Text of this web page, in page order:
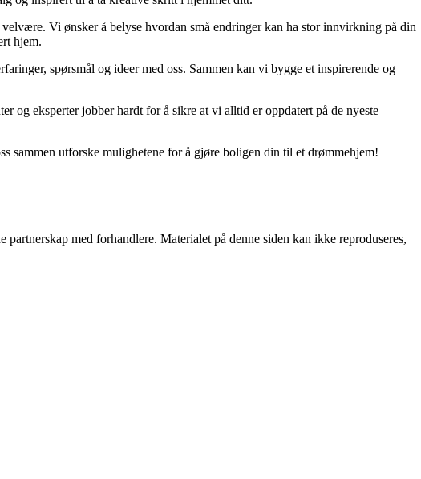
Vi ønsker å belyse hvordan små endringer kan ha stor innvirkning på din
hjem.
spørsmål og ideer med oss. Sammen kan vi bygge et inspirerende og
og eksperter jobber hardt for å sikre at vi alltid er oppdatert på de nyeste
sammen utforske mulighetene for å gjøre boligen din til et drømmehjem!
med forhandlere. Materialet på denne siden kan ikke reproduseres,